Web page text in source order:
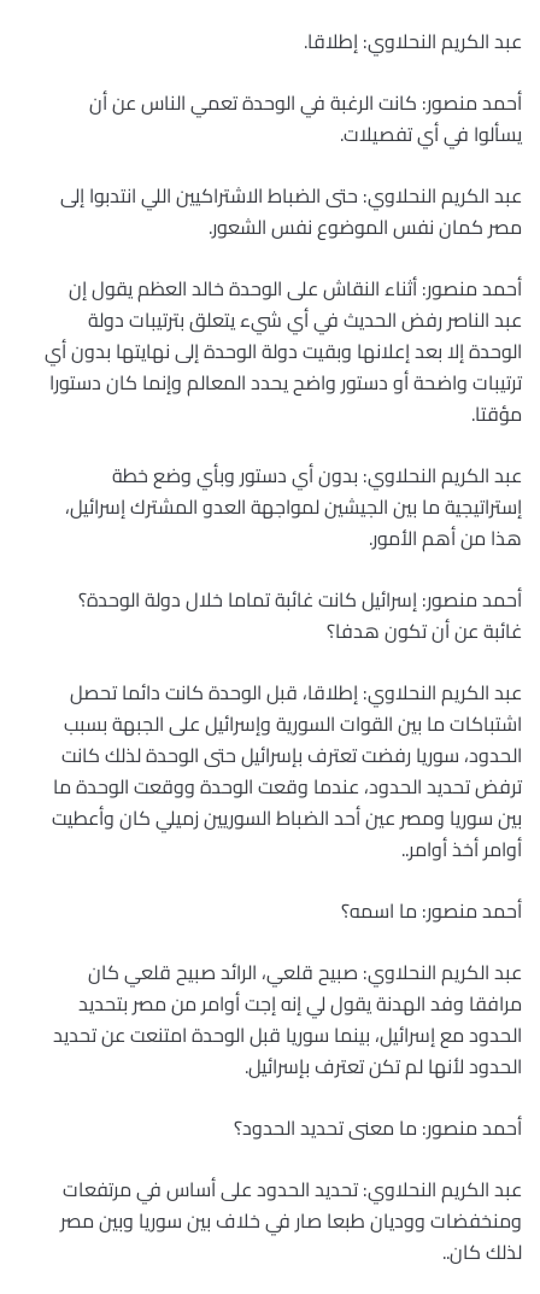
عبد الكريم النحلاوي: إطلاقا.
أحمد منصور: كانت الرغبة في الوحدة تعمي الناس عن أن
يسألوا في أي تفصيلات.
عبد الكريم النحلاوي: حتى الضباط الاشتراكيين اللي انتدبوا إلى
مصر كمان نفس الموضوع نفس الشعور.
أحمد منصور: أثناء النقاش على الوحدة خالد العظم يقول إن
عبد الناصر رفض الحديث في أي شيء يتعلق بترتيبات دولة
الوحدة إلا بعد إعلانها وبقيت دولة الوحدة إلى نهايتها بدون أي
ترتيبات واضحة أو دستور واضح يحدد المعالم وإنما كان دستورا
مؤقتا.
عبد الكريم النحلاوي: بدون أي دستور وبأي وضع خطة
إستراتيجية ما بين الجيشين لمواجهة العدو المشترك إسرائيل،
هذا من أهم الأمور.
أحمد منصور: إسرائيل كانت غائبة تماما خلال دولة الوحدة؟
غائبة عن أن تكون هدفا؟
عبد الكريم النحلاوي: إطلاقا، قبل الوحدة كانت دائما تحصل
اشتباكات ما بين القوات السورية وإسرائيل على الجبهة بسبب
الحدود، سوريا رفضت تعترف بإسرائيل حتى الوحدة لذلك كانت
ترفض تحديد الحدود، عندما وقعت الوحدة ووقعت الوحدة ما
بين سوريا ومصر عين أحد الضباط السوريين زميلي كان وأعطيت
أوامر أخذ أوامر..
أحمد منصور: ما اسمه؟
عبد الكريم النحلاوي: صبيح قلعي، الرائد صبيح قلعي كان
مرافقا وفد الهدنة يقول لي إنه إجت أوامر من مصر بتحديد
الحدود مع إسرائيل، بينما سوريا قبل الوحدة امتنعت عن تحديد
الحدود لأنها لم تكن تعترف بإسرائيل.
أحمد منصور: ما معنى تحديد الحدود؟
عبد الكريم النحلاوي: تحديد الحدود على أساس في مرتفعات
ومنخفضات ووديان طبعا صار في خلاف بين سوريا وبين مصر
لذلك كان..